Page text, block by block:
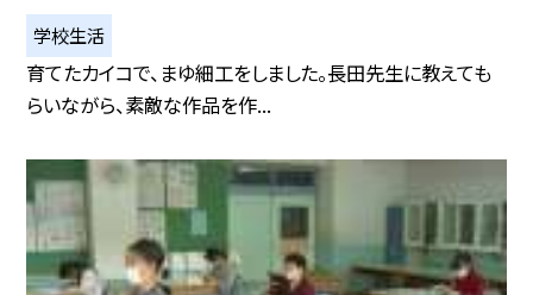
学校生活
育てたカイコで、まゆ細工をしました。長田先生に教えても
らいながら、素敵な作品を作...